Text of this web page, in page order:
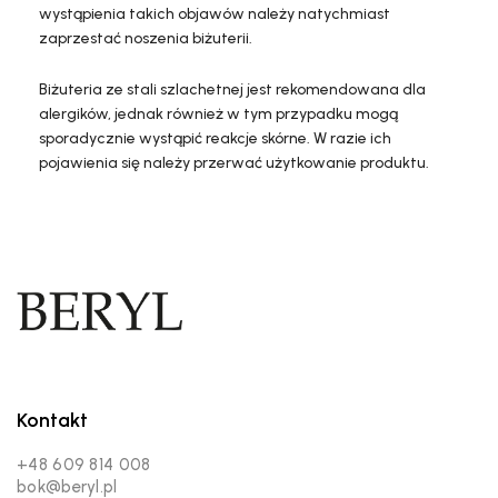
wystąpienia takich objawów należy natychmiast
zaprzestać noszenia biżuterii.
Biżuteria ze stali szlachetnej jest rekomendowana dla
alergików, jednak również w tym przypadku mogą
sporadycznie wystąpić reakcje skórne. W razie ich
pojawienia się należy przerwać użytkowanie produktu.
Kontakt
+48 609 814 008
bok@beryl.pl